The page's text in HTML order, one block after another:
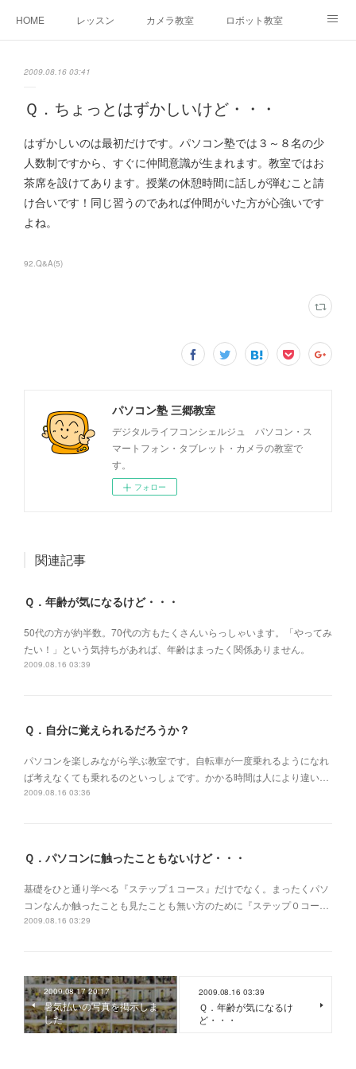
HOME レッスン カメラ教室 ロボット教室
2009.08.16 03:41
Ｑ．ちょっとはずかしいけど・・・
はずかしいのは最初だけです。パソコン塾では３～８名の少
人数制ですから、すぐに仲間意識が生まれます。教室ではお
茶席を設けてあります。授業の休憩時間に話しが弾むこと請
け合いです！同じ習うのであれば仲間がいた方が心強いです
よね。
92.Q&A(5)
パソコン塾 三郷教室
デジタルライフコンシェルジュ パソコン・ス
マートフォン・タブレット・カメラの教室で
す。
フォロー
関連記事
Ｑ．年齢が気になるけど・・・
50代の方が約半数。70代の方もたくさんいらっしゃいます。「やってみ
たい！」という気持ちがあれば、年齢はまったく関係ありません。
2009.08.16 03:39
Ｑ．自分に覚えられるだろうか？
パソコンを楽しみながら学ぶ教室です。自転車が一度乗れるようになれ
ば考えなくても乗れるのといっしょです。かかる時間は人により違い…
2009.08.16 03:36
Ｑ．パソコンに触ったこともないけど・・・
基礎をひと通り学べる『ステップ１コース』だけでなく。まったくパソ
コンなんか触ったことも見たことも無い方のために『ステップ０コー…
2009.08.16 03:29
2009.08.17 20:17
暑気払いの写真を掲示しま
した
2009.08.16 03:39
Ｑ．年齢が気になるけ
ど・・・